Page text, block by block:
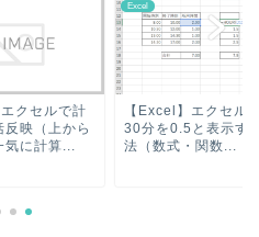
クセルで計
反映（上から
気に計算...
Excel
【Excel】エクセル
30分を0.5と表示す
法（数式・関数...